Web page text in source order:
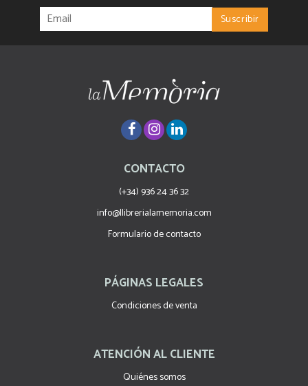
CONTACTO
(+34) 936 24 36 32
info@llibrerialamemoria.com
Formulario de contacto
PÁGINAS LEGALES
Condiciones de venta
ATENCIÓN AL CLIENTE
Quiénes somos